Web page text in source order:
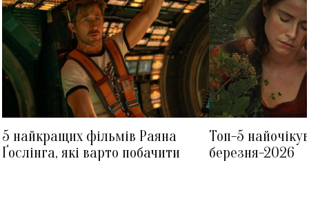
5 найкращих фільмів Раяна
Ґослінга, які варто побачити
Топ-5
березня-2026